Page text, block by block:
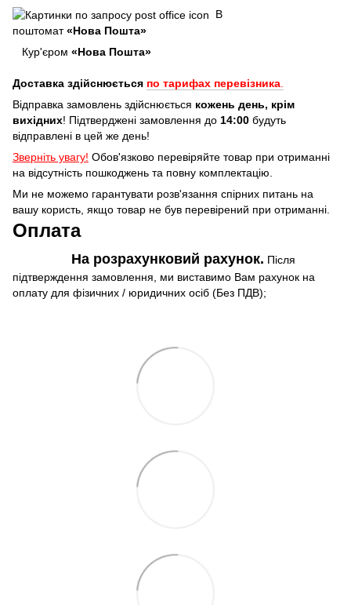
В
поштомат«Нова Пошта»
Кур'єром «Нова Пошта»
Доставка здійснюється по тарифах перевізника
Відправка замовлень здійснюється кожень день, крім
вихідних! Підтверджені замовлення до 14:00 будуть
відправлені в цей же день!
Зверніть увагу! Обов'язково перевіряйте товар при отриманні
на відсутність пошкоджень та повну комплектацію.
Ми не можемо гарантувати розв'язання спірних питань на
вашу користь, якщо товар не був перевірений при отриманні.
Оплата
На розрахунковий рахунок. Після
підтверждення замовлення, ми виставимо Вам рахунок на
оплату для фізичних / юридичних осіб (Без ПДВ);